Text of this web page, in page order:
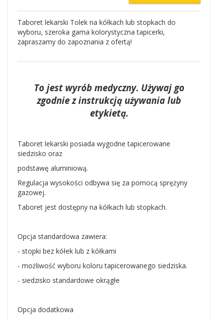
Taboret lekarski Tolek na kółkach lub stopkach do
wyboru, szeroka gama kolorystyczna tapicerki,
zapraszamy do zapoznania z ofertą!
To jest wyrób medyczny. Używaj go
zgodnie z instrukcją używania lub
etykietą.
Taboret lekarski posiada wygodne tapicerowane
siedzisko oraz
podstawę aluminiową.
Regulacja wysokości odbywa się za pomocą sprężyny
gazowej.
Taboret jest dostępny na kółkach lub stopkach.
Opcja standardowa zawiera:
- stopki bez kółek lub z kółkami
- możliwość wyboru koloru tapicerowanego siedziska.
- siedzisko standardowe okrągłe
Opcja dodatkowa